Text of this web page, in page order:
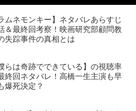
ムネモンキー】ネタバレあらすじ
＆最終回考察！映画研究部顧問教
失踪事件の真相とは
らは奇跡でできている】の視聴率
終回ネタバレ！高橋一生主演も早
爆死決定？